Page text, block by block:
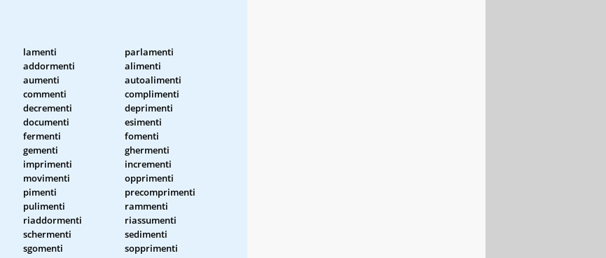
lamenti
parlamenti
addormenti
alimenti
aumenti
autoalimenti
commenti
complimenti
decrementi
deprimenti
documenti
esimenti
fermenti
fomenti
gementi
ghermenti
imprimenti
incrementi
movimenti
opprimenti
pimenti
precomprimenti
pulimenti
rammenti
riaddormenti
riassumenti
schermenti
sedimenti
sgomenti
sopprimenti